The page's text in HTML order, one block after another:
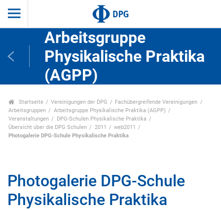
Arbeitsgruppe
Physikalische Praktika
(AGPP)
Startseite Vereinigungen der DPG
Fachübergreifende Vereinigungen
Arbeitsgruppen
Arbeitsgruppe Physikalische Praktika (AGPP)
Veranstaltungen
DPG-Schulen Physikalische Praktika
Übersicht über die DPG Schulen
2011
web2011
Photogalerie DPG-Schule Physikalische Praktika
Photogalerie DPG-Schule
Physikalische Praktika